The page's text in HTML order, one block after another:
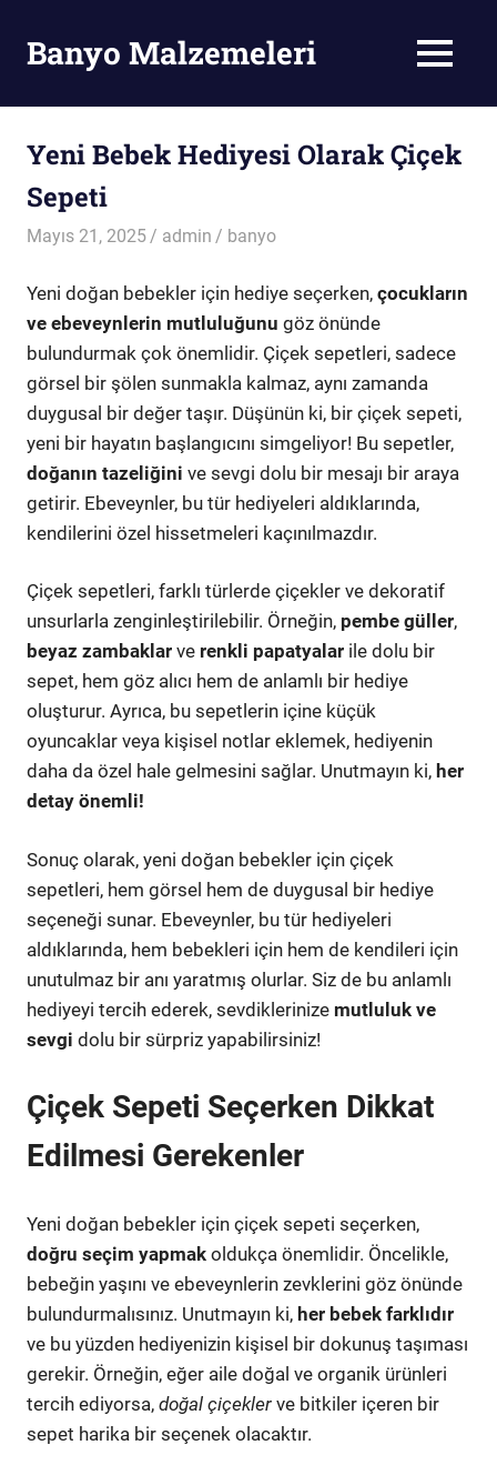
contentBanyo Malzemeleri MENU
Yeni Bebek Hediyesi Olarak Çiçek
Sepeti
Mayıs 21, 2025 admin banyo
Yeni doğan bebekler için hediye seçerken, çocukların
ve ebeveynlerin mutluluğunu göz önünde
bulundurmak çok önemlidir. Çiçek sepetleri, sadece
görsel bir şölen sunmakla kalmaz, aynı zamanda
duygusal bir değer taşır. Düşünün ki, bir çiçek sepeti,
yeni bir hayatın başlangıcını simgeliyor! Bu sepetler,
doğanın tazeliğini ve sevgi dolu bir mesajı bir araya
getirir. Ebeveynler, bu tür hediyeleri aldıklarında,
kendilerini özel hissetmeleri kaçınılmazdır.
Çiçek sepetleri, farklı türlerde çiçekler ve dekoratif
unsurlarla zenginleştirilebilir. Örneğin, pembe güller,
beyaz zambaklar ve renkli papatyalar ile dolu bir
sepet, hem göz alıcı hem de anlamlı bir hediye
oluşturur. Ayrıca, bu sepetlerin içine küçük
oyuncaklar veya kişisel notlar eklemek, hediyenin
daha da özel hale gelmesini sağlar. Unutmayın ki, her
detay önemli!
Sonuç olarak, yeni doğan bebekler için çiçek
sepetleri, hem görsel hem de duygusal bir hediye
seçeneği sunar. Ebeveynler, bu tür hediyeleri
aldıklarında, hem bebekleri için hem de kendileri için
unutulmaz bir anı yaratmış olurlar. Siz de bu anlamlı
hediyeyi tercih ederek, sevdiklerinize mutluluk ve
sevgi dolu bir sürpriz yapabilirsiniz!
Çiçek Sepeti Seçerken Dikkat
Edilmesi Gerekenler
Yeni doğan bebekler için çiçek sepeti seçerken,
doğru seçim yapmak oldukça önemlidir. Öncelikle,
bebeğin yaşını ve ebeveynlerin zevklerini göz önünde
bulundurmalısınız. Unutmayın ki, her bebek farklıdır
ve bu yüzden hediyenizin kişisel bir dokunuş taşıması
gerekir. Örneğin, eğer aile doğal ve organik ürünleri
tercih ediyorsa, doğal çiçekler ve bitkiler içeren bir
sepet harika bir seçenek olacaktır.